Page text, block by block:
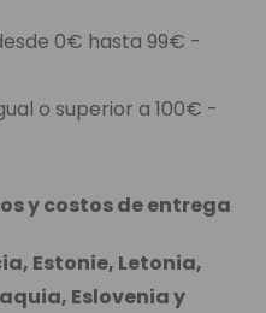
0€ hasta 99€ -
o superior a 100€ -
y costos de entrega
Estonie, Letonia,
Eslovenia y